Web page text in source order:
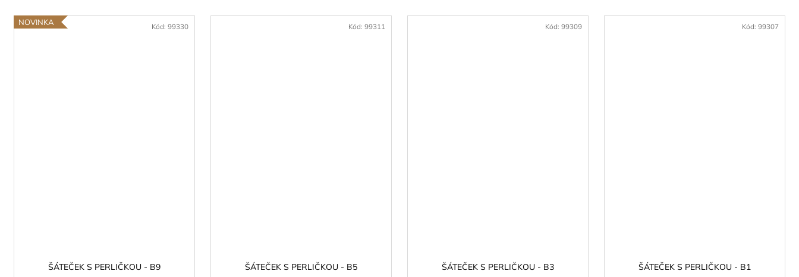
NOVINKA
ŠÁTEČEK S PERLIČKOU - B9
Kód: 99330
ŠÁTEČEK S PERLIČKOU - B5
Kód: 99311
ŠÁTEČEK S PERLIČKOU - B3
Kód: 99309
ŠÁTEČEK S PERLIČKOU - B1
Kód: 99307